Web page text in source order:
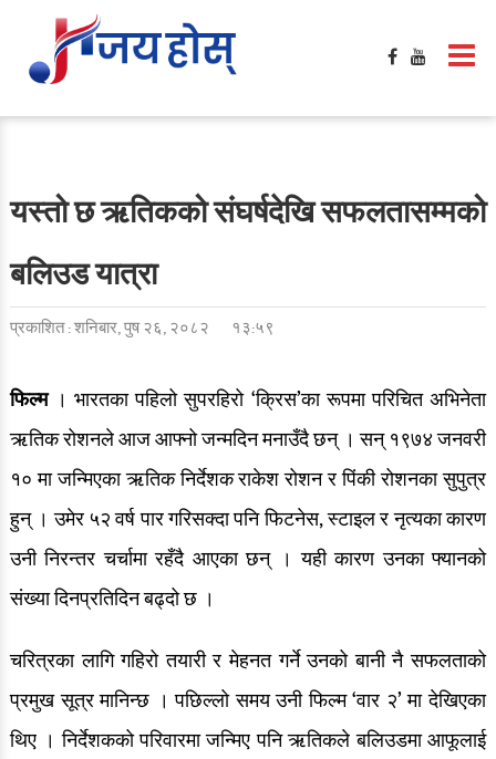
गृहपृष्ठ
मनोरञ्जन
फिल्मी खबर
टिभी / सिरिज / ओटीटी
सङ्गीत खबर
साहित्य खबर
समिक्षा
फेशन / सौन्दर्य
रङ्गमञ्च
अन्तर्वार्ता
इभेन्ट ग्यालरी
सेलिब्रेटी ग्यालरी
यस्तो छ ऋतिकको संघर्षदेखि सफलतासम्मको
बलिउड यात्रा
प्रकाशित : शनिबार, पुष २६, २०८२ १३:५९
फिल्म। भारतका पहिलो सुपरहिरो ‘क्रिस’का रूपमा परिचित अभिनेता
ऋतिक रोशनले आज आफ्नो जन्मदिन मनाउँदै छन् । सन् १९७४ जनवरी
१० मा जन्मिएका ऋतिक निर्देशक राकेश रोशन र पिंकी रोशनका सुपुत्र
हुन् । उमेर ५२ वर्ष पार गरिसक्दा पनि फिटनेस, स्टाइल र नृत्यका कारण
उनी निरन्तर चर्चामा रहँदै आएका छन् । यही कारण उनका फ्यानको
संख्या दिनप्रतिदिन बढ्दो छ ।
चरित्रका लागि गहिरो तयारी र मेहनत गर्ने उनको बानी नै सफलताको
प्रमुख सूत्र मानिन्छ । पछिल्लो समय उनी फिल्म ‘वार २’ मा देखिएका
थिए । निर्देशकको परिवारमा जन्मिए पनि ऋतिकले बलिउडमा आफूलाई